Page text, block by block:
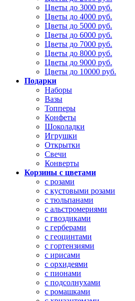
Цветы до 3000 руб.
Цветы до 4000 руб.
Цветы до 5000 руб.
Цветы до 6000 руб.
Цветы до 7000 руб.
Цветы до 8000 руб.
Цветы до 9000 руб.
Цветы до 10000 руб.
Подарки
Наборы
Вазы
Топперы
Конфеты
Шоколадки
Игрушки
Открытки
Свечи
Конверты
Корзины с цветами
с розами
с кустовыми розами
с тюльпанами
с альстромериями
с гвоздиками
с герберами
с геоцинтами
с гортензиями
с ирисами
с орхидеями
с пионами
с подсолнухами
с ромашками